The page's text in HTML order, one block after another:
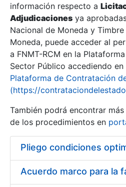
Show/Hide
Show/Hide
información respecto a
Adjudicaciones ya
Nacional de Moneda y
Moneda, puede acceder al
a FNMT-RCM en la
Sector Público accediendo
Plataforma de Contratación
(https://
También podrá encontrar
de los procedimientos en